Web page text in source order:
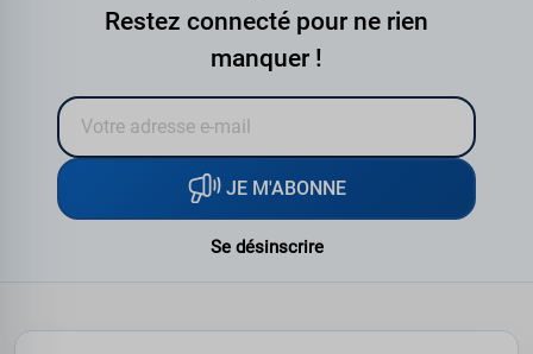
Restez connecté pour ne rien
manquer !
JE M'ABONNE
Se désinscrire